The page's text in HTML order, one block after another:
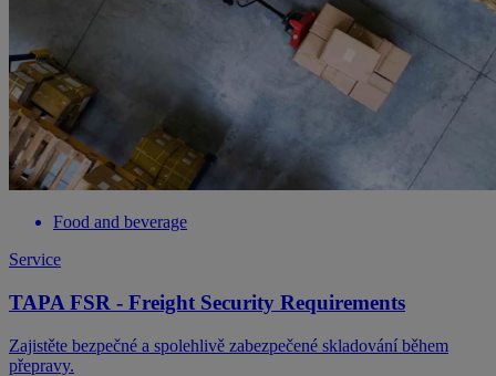
Food and beverage
Service
TAPA FSR - Freight Security Requirements
Zajistěte bezpečné a spolehlivě zabezpečené skladování během
přepravy.